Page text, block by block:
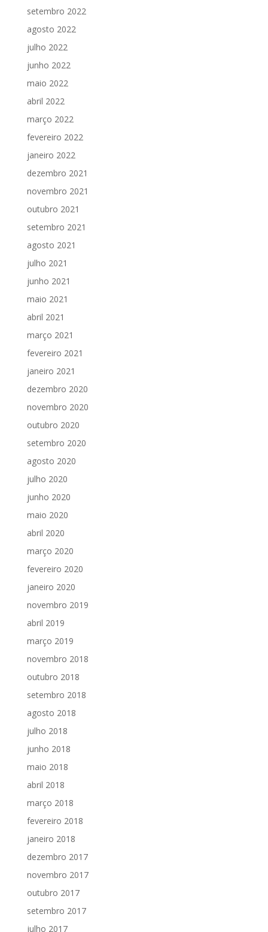
setembro 2022
agosto 2022
julho 2022
junho 2022
maio 2022
abril 2022
março 2022
fevereiro 2022
janeiro 2022
dezembro 2021
novembro 2021
outubro 2021
setembro 2021
agosto 2021
julho 2021
junho 2021
maio 2021
abril 2021
março 2021
fevereiro 2021
janeiro 2021
dezembro 2020
novembro 2020
outubro 2020
setembro 2020
agosto 2020
julho 2020
junho 2020
maio 2020
abril 2020
março 2020
fevereiro 2020
janeiro 2020
novembro 2019
abril 2019
março 2019
novembro 2018
outubro 2018
setembro 2018
agosto 2018
julho 2018
junho 2018
maio 2018
abril 2018
março 2018
fevereiro 2018
janeiro 2018
dezembro 2017
novembro 2017
outubro 2017
setembro 2017
julho 2017